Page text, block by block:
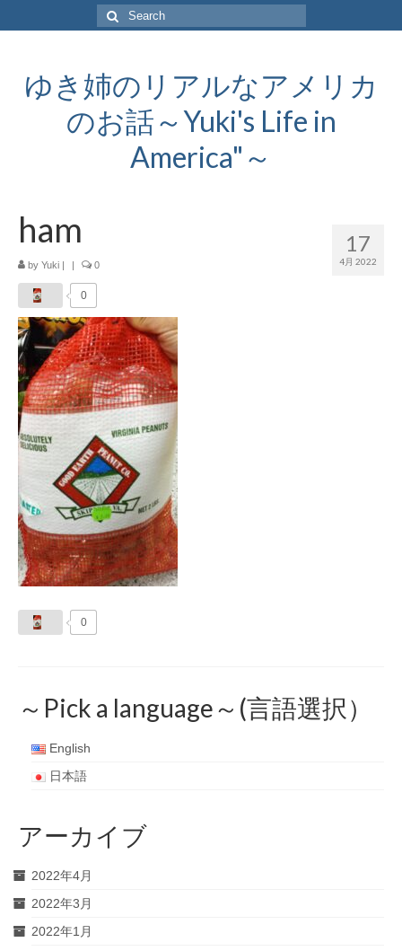
Search
for:
ゆき姉のリアルなアメリカ
のお話～Yuki's Life in
America"～
17
4月 2022
ham
by Yuki | | 0
0
0
～Pick a language～(言語選択）
English
日本語
アーカイブ
2022年4月
2022年3月
2022年1月